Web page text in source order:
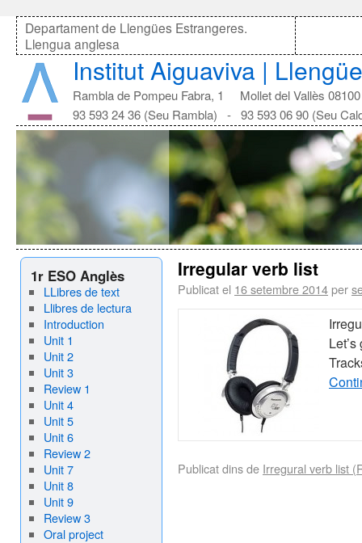
Departament de Llengües Estrangeres.
Llengua anglesa
Institut Aiguaviva |
Rambla de Pompeu Fabra, 1 Mollet del Vallès 08100
93 593 24 36 (Seu Rambla) - 93 593 06 90 (Seu
1r ESO Anglès
LLibres de text
Llibres de lectura
Introduction
Unit 1
Unit 2
Unit 3
Review 1
Unit 4
Unit 5
Unit 6
Review 2
Unit 7
Unit 8
Unit 9
Review 3
Oral project
Irregular verb list
Publicat el 16 setembre 2014per
Let’s
Publicat dins de Irregural verb list